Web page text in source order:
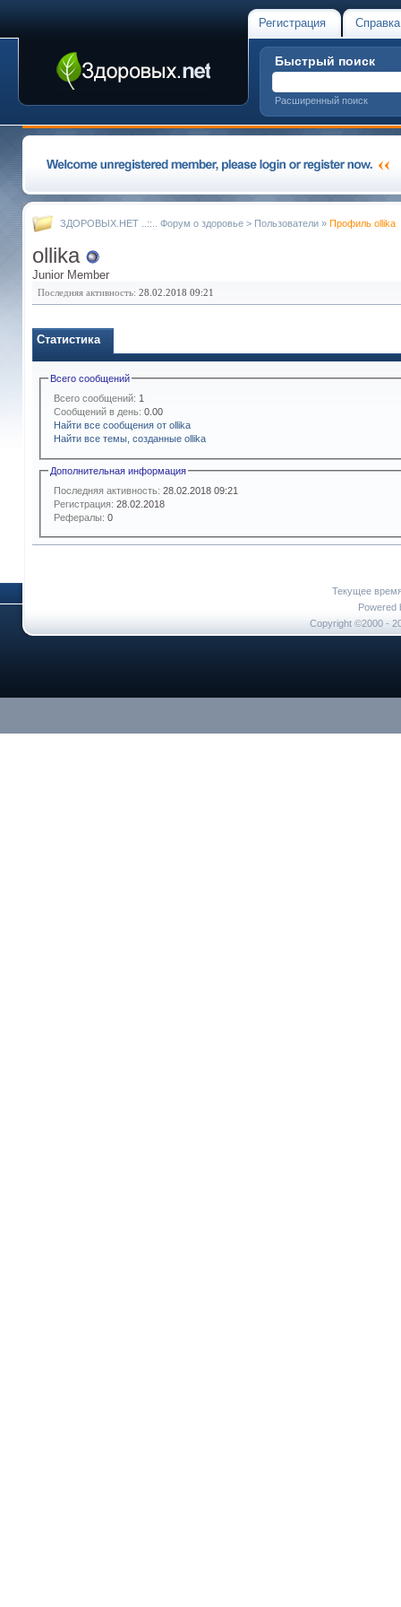
Регистрация Справка
Быстрый поиск
Расширенный поиск
ЗДОРОВЫХ.НЕТ ..::.. Форум о здоровье > Пользователи » Профиль ollika
ollika
Junior Member
Последняя активность: 28.02.2018 09:21
Статистика
Всего сообщений
Всего сообщений: 1
Сообщений в день: 0.00
Найти все сообщения от ollika
Найти все темы, созданные ollika
Дополнительная информация
Последняя активность: 28.02.201809:21
Регистрация: 28.02.2018
Рефералы: 0
Текущее
Powered
Copyright ©2000 -